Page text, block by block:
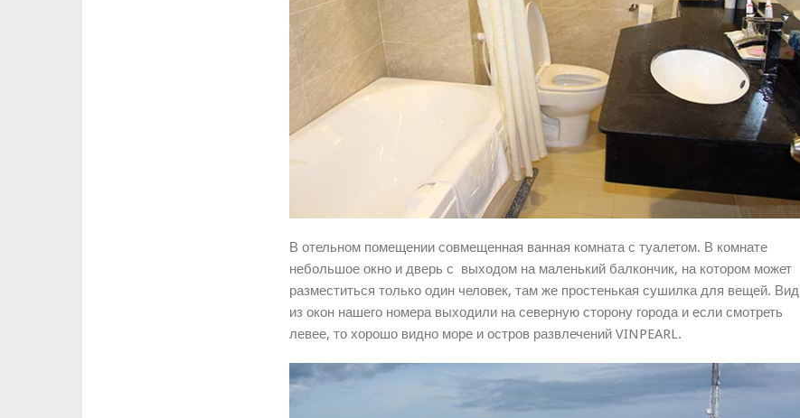
В отельном помещении совмещенная ванная комната с туалетом. В комнате
небольшое окно и дверь с выходом на маленький балкончик, на котором может
разместиться только один человек, там же простенькая сушилка для вещей. Вид
из окон нашего номера выходили на северную сторону города и если смотреть
левее, то хорошо видно море и остров развлечений VINPEARL.